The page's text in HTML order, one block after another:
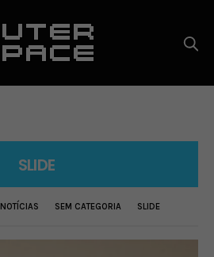
SLIDE
NOTÍCIAS SEM CATEGORIA SLIDE